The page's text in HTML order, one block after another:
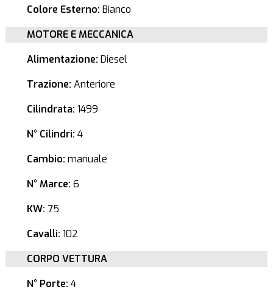
Colore Esterno: Bianco
MOTORE E MECCANICA
Alimentazione: Diesel
Trazione: Anteriore
Cilindrata: 1499
N° Cilindri: 4
Cambio: manuale
N° Marce: 6
KW: 75
Cavalli: 102
CORPO VETTURA
N° Porte: 4